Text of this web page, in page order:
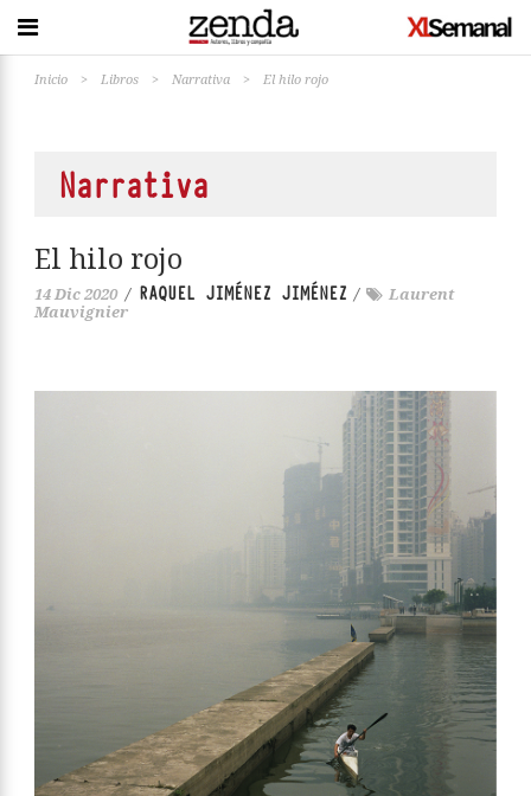
Inicio > Libros > Narrativa > El hilo rojo
Narrativa
El hilo rojo
14 Dic 2020 / RAQUEL JIMÉNEZ JIMÉNEZ /
Laurent
Mauvignier